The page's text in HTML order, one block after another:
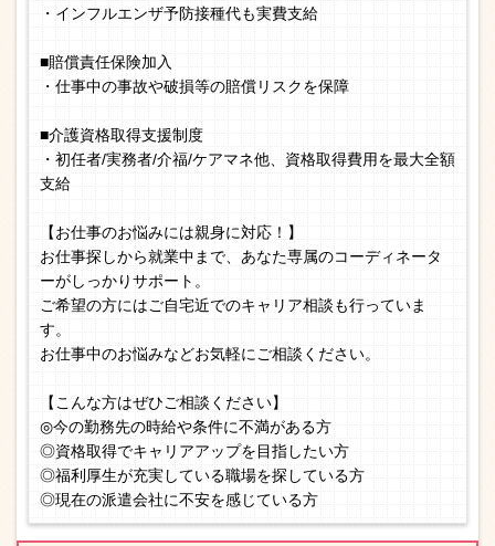
・インフルエンザ予防接種代も実費支給
■賠償責任保険加入
・仕事中の事故や破損等の賠償リスクを保障
■介護資格取得支援制度
・初任者/実務者/介福/ケアマネ他、資格取得費用を最大全額
支給
【お仕事のお悩みには親身に対応！】
お仕事探しから就業中まで、あなた専属のコーディネータ
ーがしっかりサポート。
ご希望の方にはご自宅近でのキャリア相談も行っていま
す。
お仕事中のお悩みなどお気軽にご相談ください。
【こんな方はぜひご相談ください】
◎今の勤務先の時給や条件に不満がある方
◎資格取得でキャリアアップを目指したい方
◎福利厚生が充実している職場を探している方
◎現在の派遣会社に不安を感じている方